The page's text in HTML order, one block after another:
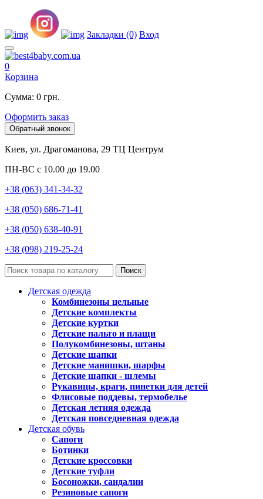
Закладки (0) Вход
0
Корзина
Сумма: 0 грн.
Оформить заказ
Обратный звонок
Киев, ул. Драгоманова, 29 ТЦ Центрум
ПН-ВС с 10.00 до 19.00
+38 (063) 341-34-32
+38 (050) 686-71-41
+38 (050) 638-40-91
+38 (098) 219-25-24
Поиск
Детская одежда
Комбинезоны цельные
Детские комплекты
Детские куртки
Детские пальто и плащи
Полукомбинезоны, штаны
Детские шапки
Детские манишки, шарфы
Детские шапки - шлемы
Рукавицы, краги, пинетки для детей
Флисовые поддевы, термобелье
Детская летняя одежда
Детская повседневная одежда
Детская обувь
Сапоги
Ботинки
Детские кроссовки
Детские туфли
Босоножки, сандалии
Резиновые сапоги